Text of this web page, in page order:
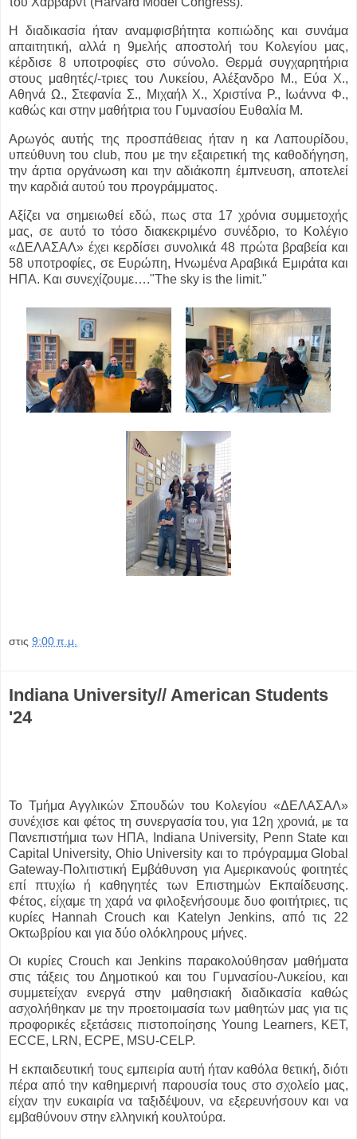
Η διαδικασία ήταν αναμφισβήτητα κοπιώδης και συνάμα
απαιτητική, αλλά η 9μελής αποστολή του Κολεγίου μας,
κέρδισε 8 υποτροφίες στο σύνολο. Θερμά συγχαρητήρια
στους μαθητές/-τριες του Λυκείου, Αλέξανδρο Μ., Εύα Χ.,
Αθηνά Ω., Στεφανία Σ., Μιχαήλ Χ., Χριστίνα Ρ., Ιωάννα Φ.,
καθώς και στην μαθήτρια του Γυμνασίου Ευθαλία Μ.
Αρωγός αυτής της προσπάθειας ήταν η κα Λαπουρίδου,
υπεύθυνη του club, που με την εξαιρετική της καθοδήγηση,
την άρτια οργάνωση και την αδιάκοπη έμπνευση, αποτελεί
την καρδιά αυτού του προγράμματος.
Αξίζει να σημειωθεί εδώ, πως στα 17 χρόνια συμμετοχής
μας, σε αυτό το τόσο διακεκριμένο συνέδριο, το Κολέγιο
«ΔΕΛΑΣΑΛ» έχει κερδίσει συνολικά 48 πρώτα βραβεία και
58 υποτροφίες, σε Ευρώπη, Ηνωμένα Αραβικά Εμιράτα και
ΗΠΑ. Και συνεχίζουμε…."The sky is the limit."
στις 9:00 π.μ.
Indiana University// American Students
'24
Το Τμήμα Αγγλικών Σπουδών του Κολεγίου «ΔΕΛΑΣΑΛ»
συνέχισε και φέτος τη συνεργασία του, για 12η χρονιά,με τα
Πανεπιστήμια των ΗΠΑ, Indiana University, Penn State και
Capital University, Ohio University και το πρόγραμμα Global
Gateway-Πολιτιστική Εμβάθυνση για Αμερικανούς φοιτητές
επί πτυχίω ή καθηγητές των Επιστημών Εκπαίδευσης.
Φέτος, είχαμε τη χαρά να φιλοξενήσουμε δυο φοιτήτριες, τις
κυρίες Hannah Crouch και Katelyn Jenkins, από τις 22
Οκτωβρίου και για δύο ολόκληρους μήνες.
Οι κυρίες Crouch και Jenkins παρακολούθησαν μαθήματα
στις τάξεις του Δημοτικού και του Γυμνασίου-Λυκείου, και
συμμετείχαν ενεργά στην μαθησιακή διαδικασία καθώς
ασχολήθηκαν με την προετοιμασία των μαθητών μας για τις
προφορικές εξετάσεις πιστοποίησης Young Learners, KET,
ECCE, LRN, ECPE, MSU-CELP.
Η εκπαιδευτική τους εμπειρία αυτή ήταν καθόλα θετική, διότι
πέρα από την καθημερινή παρουσία τους στο σχολείο μας,
είχαν την ευκαιρία να ταξιδέψουν, να εξερευνήσουν και να
εμβαθύνουν στην ελληνική κουλτούρα.